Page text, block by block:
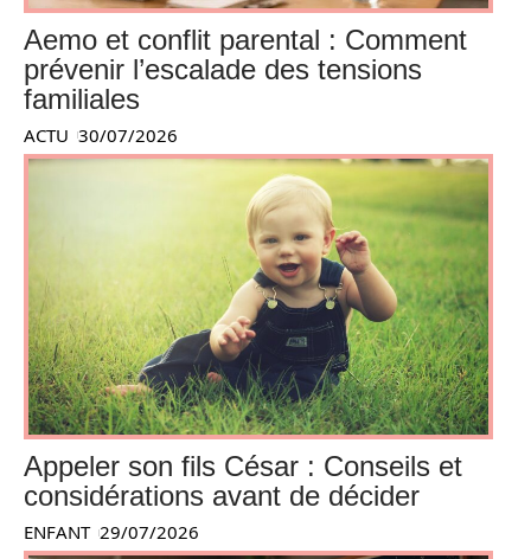
Aemo et conflit parental : Comment
prévenir l’escalade des tensions
familiales
ACTU 30/07/2026
Appeler son fils César : Conseils et
considérations avant de décider
ENFANT 29/07/2026